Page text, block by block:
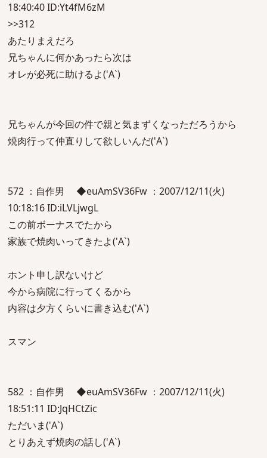
18:40:40 ID:Yt4fM6zM
>>312
あたりまえだろ
兄ちゃんに何かあったら次は
オレが必死に助けるよ('A`)
兄ちゃんが今回の件で親と気まずくなっただろうから
焼肉行って仲直りして欲しいんだ('A`)
572 ：自作男 ◆euAmSV36Fw ：2007/12/11(火)
10:18:16 ID:iLVLjwgL
この前ボーナスでたから
家族で焼肉いってきたよ('A`)
ホント申し訳ないけど
今から病院に行ってくるから
内容は夕方くらいに書き込む('A`)
スマン
582 ：自作男 ◆euAmSV36Fw ：2007/12/11(火)
18:51:11 ID:JqHCtZic
ただいま('A`)
とりあえず焼肉の話し('A`)